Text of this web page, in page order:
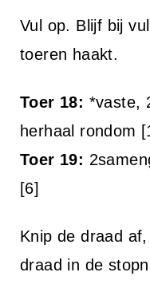
Vul op. Blijf bij
toeren haakt.
Toer 18: *vaste,
herhaal rondom
Toer 19:
[6]
Knip de draad
draad in de